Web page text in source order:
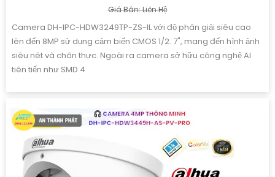
Giá Bán: Liên Hệ
Camera DH-IPC-HDW3249TP-ZS-IL với độ phân giải siêu cao
lên đến 8MP sử dụng cảm biến CMOS 1/2. 7", mang đến hình ảnh
siêu nét và chân thực. Ngoài ra camera sở hữu công nghệ AI
tiên tiến như SMD 4